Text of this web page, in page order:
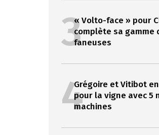
3« Volto-face » pour
complète sa gamme
faneuses
4Grégoire et Vitibot
pour la vigne avec 5
machines